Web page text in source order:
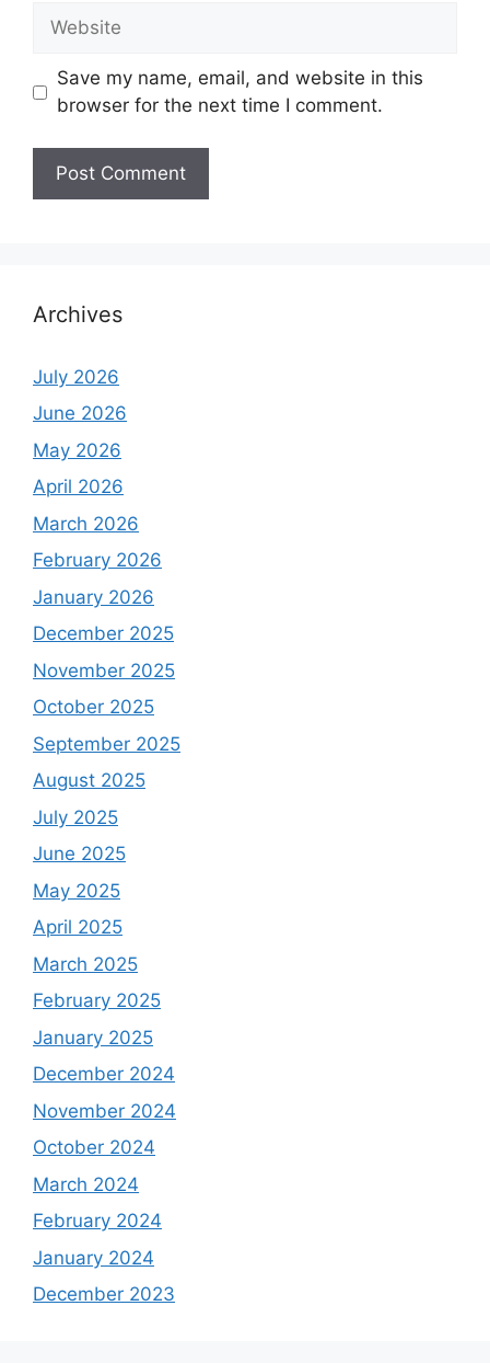
Website
Save my name, email, and website in this
browser for the next time I comment.
Archives
July 2026
June 2026
May 2026
April 2026
March 2026
February 2026
January 2026
December 2025
November 2025
October 2025
September 2025
August 2025
July 2025
June 2025
May 2025
April 2025
March 2025
February 2025
January 2025
December 2024
November 2024
October 2024
March 2024
February 2024
January 2024
December 2023